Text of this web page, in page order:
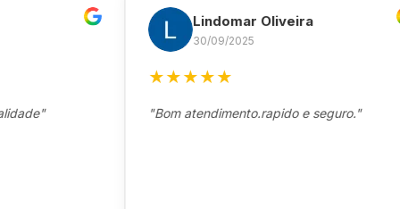
Lindomar Oliveira
30/09/2025
★★★
"Bom atendimento.rapido e seguro."